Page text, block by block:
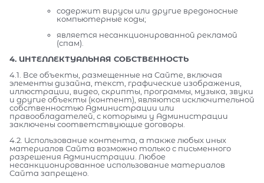
содержит вирусы или другие вредоносные
компьютерные коды;
является несанкционированной рекламой
(спам).
4. ИНТЕЛЛЕКТУАЛЬНАЯ СОБСТВЕННОСТЬ
4.1. Все объекты, размещенные на Сайте, включая
элементы дизайна, текст, графические изображения,
иллюстрации, видео, скрипты, программы, музыка, звуки
и другие объекты (контент), являются исключительной
собственностью Администрации или
правообладателей, с которыми у Администрации
заключены соответствующие договоры.
4.2. Использование контента, а также любых иных
материалов Сайта возможно только с письменного
разрешения Администрации. Любое
несанкционированное использование материалов
Сайта запрещено.